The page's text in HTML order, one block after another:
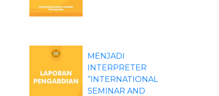
MENJADI
INTERPRETER
“INTERNATIONAL
SEMINAR AND